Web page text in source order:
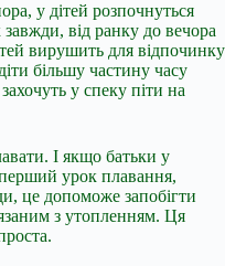
у дітей розпочнуться
завжди, від ранку до вечора
вирушить для відпочинку
більшу частину часу
у спеку піти на
І якщо батьки у
урок плавання,
це допоможе запобігти
з утопленням. Ця